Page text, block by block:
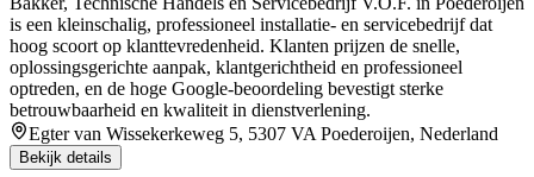
is een kleinschalig, professioneel installatie- en servicebedrijf dat
hoog scoort op klanttevredenheid. Klanten prijzen de snelle,
oplossingsgerichte aanpak, klantgerichtheid en professioneel
optreden, en de hoge Google‑beoordeling bevestigt sterke
betrouwbaarheid en kwaliteit in dienstverlening.
Egter van Wissekerkeweg 5, 5307 VA Poederoijen, Nederland
Bekijk details